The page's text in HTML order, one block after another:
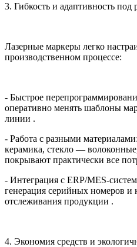
3. Гибкость и адаптивность под
Лазерные маркеры легко
производственном процессе:
- Быстрое
оперативно менять шаблоны
линии .
- Работа с разными
керамика, стекло —
покрывают практически все
- Интеграция с ERP/MES-
генерация серийных номеров и
отслеживания продукции .
4. Экономия средств и